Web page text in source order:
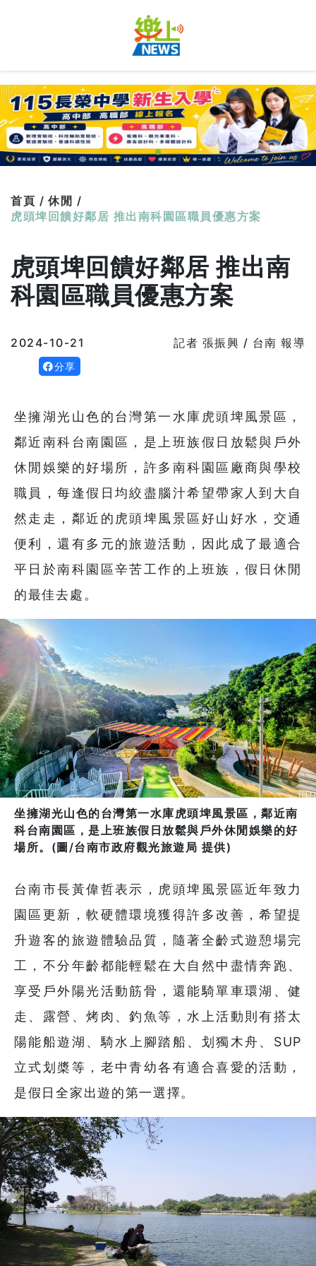
首頁 / 休閒 /
虎頭埤回饋好鄰居 推出南科園區職員優惠方案
虎頭埤回饋好鄰居 推出南
科園區職員優惠方案
2024-10-21 記者 張振興 / 台南 報導
分享
坐擁湖光山色的台灣第一水庫虎頭埤風景區，
鄰近南科台南園區，是上班族假日放鬆與戶外
休閒娛樂的好場所，許多南科園區廠商與學校
職員，每逢假日均絞盡腦汁希望帶家人到大自
然走走，鄰近的虎頭埤風景區好山好水，交通
便利，還有多元的旅遊活動，因此成了最適合
平日於南科園區辛苦工作的上班族，假日休閒
的最佳去處。
坐擁湖光山色的台灣第一水庫虎頭埤風景區，鄰近南
科台南園區，是上班族假日放鬆與戶外休閒娛樂的好
場所。(圖/台南市政府觀光旅遊局 提供)
台南市長黃偉哲表示，虎頭埤風景區近年致力
園區更新，軟硬體環境獲得許多改善，希望提
升遊客的旅遊體驗品質，隨著全齡式遊憩場完
工，不分年齡都能輕鬆在大自然中盡情奔跑、
享受戶外陽光活動筋骨，還能騎單車環湖、健
走、露營、烤肉、釣魚等，水上活動則有搭太
陽能船遊湖、騎水上腳踏船、划獨木舟、SUP
立式划槳等，老中青幼各有適合喜愛的活動，
是假日全家出遊的第一選擇。